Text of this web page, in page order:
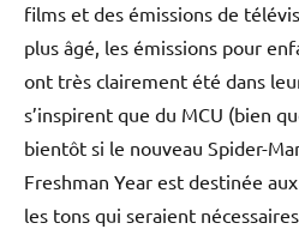
films et des émissions de
plus âgé, les émissions pour
ont très clairement été dans
s’inspirent que du MCU (bien
bientôt si le nouveau Spider-
Freshman Year est destinée
les tons qui seraient